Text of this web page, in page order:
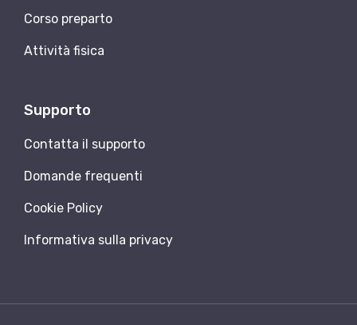
Corso preparto
Attività fisica
Supporto
Contatta il supporto
Domande frequenti
Cookie Policy
Informativa sulla privacy